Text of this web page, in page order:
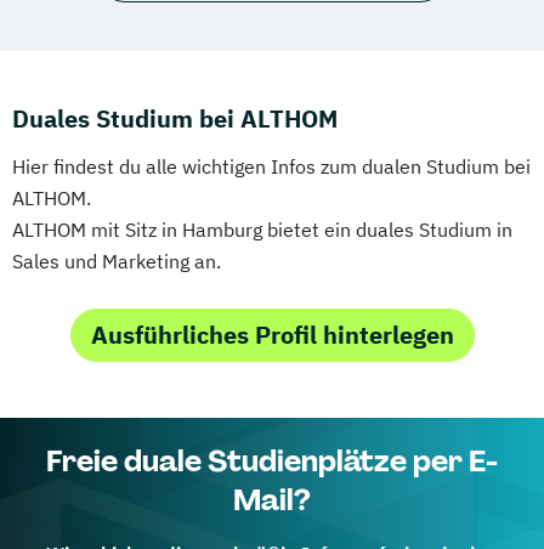
Duales Studium bei ALTHOM
Hier findest du alle wichtigen Infos zum dualen Studium bei
ALTHOM.
ALTHOM mit Sitz in Hamburg bietet ein duales Studium in
Sales und Marketing an.
Ausführliches Profil hinterlegen
Freie duale Studienplätze per E-
Mail?